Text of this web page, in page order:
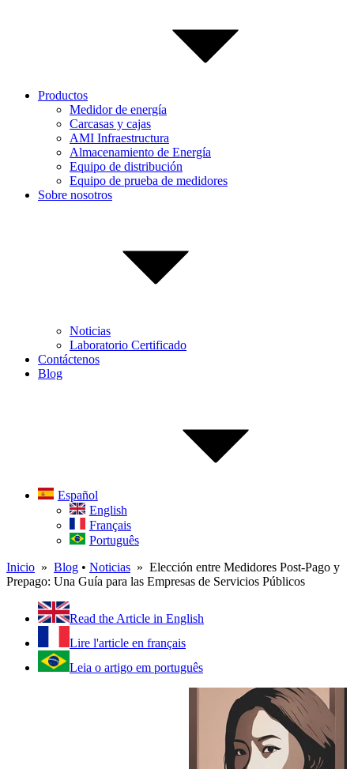
Productos
Medidor de energía
Carcasas y cajas
AMI Infraestructura
Almacenamiento de Energía
Equipo de distribución
Equipo de prueba de medidores
Sobre nosotros
Noticias
Laboratorio Certificado
Contáctenos
Blog
Español
English
Français
Português
Inicio » Blog • Noticias » Elección entre Medidores Post-Pago y
Prepago: Una Guía para las Empresas de Servicios Públicos
Read the Article in English
Lire l'article en français
Leia o artigo em português